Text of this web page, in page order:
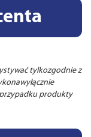
tylkozgodnie z
produkty